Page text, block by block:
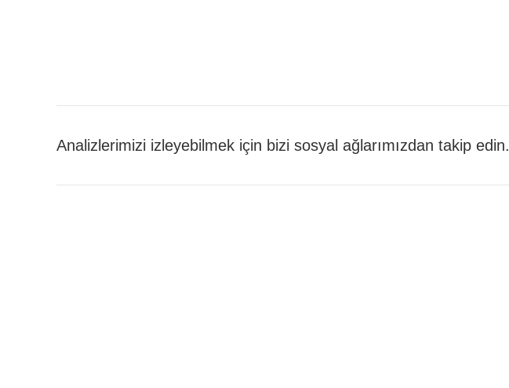
Analizlerimizi izleyebilmek için bizi sosyal ağlarımızdan takip edin.